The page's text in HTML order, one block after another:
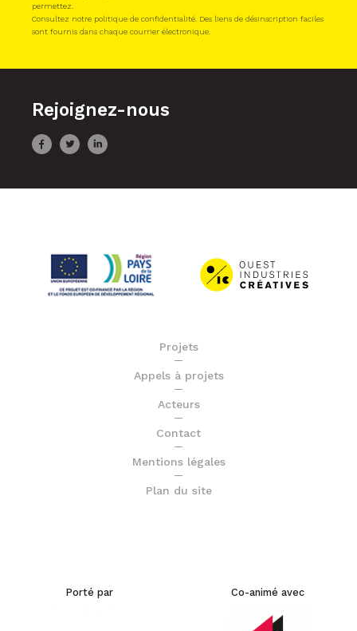
permettez.
Consultez notre politique de confidentialité. Des liens de désinscription faciles
sont fournis dans chaque courrier électronique.
Rejoignez-nous
Projets
Appels à projets
Acteurs
Contact
Mentions légales
Plan du site
Porté par Co-animé avec